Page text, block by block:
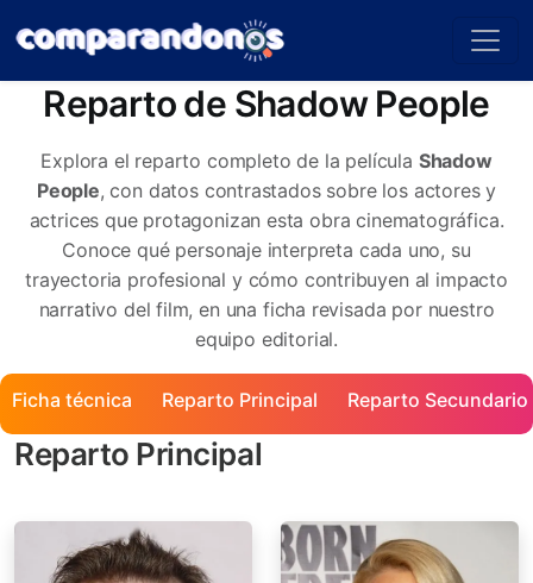
Reparto de Shadow People
Explora el reparto completo de la película Shadow
People, con datos contrastados sobre los actores y
actrices que protagonizan esta obra cinematográfica.
Conoce qué personaje interpreta cada uno, su
trayectoria profesional y cómo contribuyen al impacto
narrativo del film, en una ficha revisada por nuestro
equipo editorial.
Ficha técnica Reparto Principal Reparto Secundario
Reparto Principal